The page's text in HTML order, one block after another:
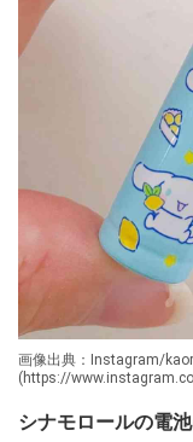
画像出典：Instagram/
(https://
シナモロールの電